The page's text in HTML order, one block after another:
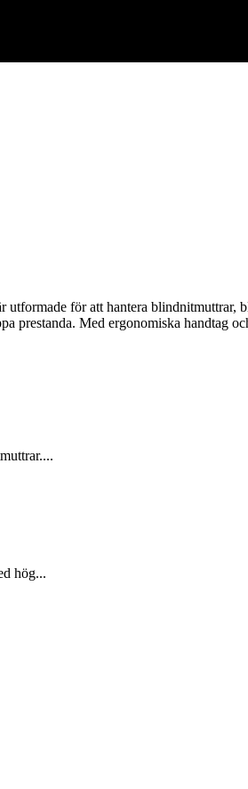
för att hantera blindnitmuttrar,
Med ergonomiska handtag
hög...